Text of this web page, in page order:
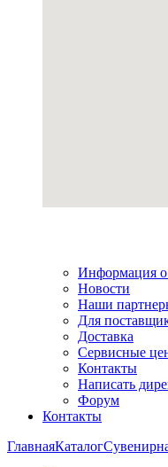
Информация
Новости
Наши
Для
Доставка
Сервисные
Контакты
Написать
Форум
Контакты
ГлавнаяКаталог